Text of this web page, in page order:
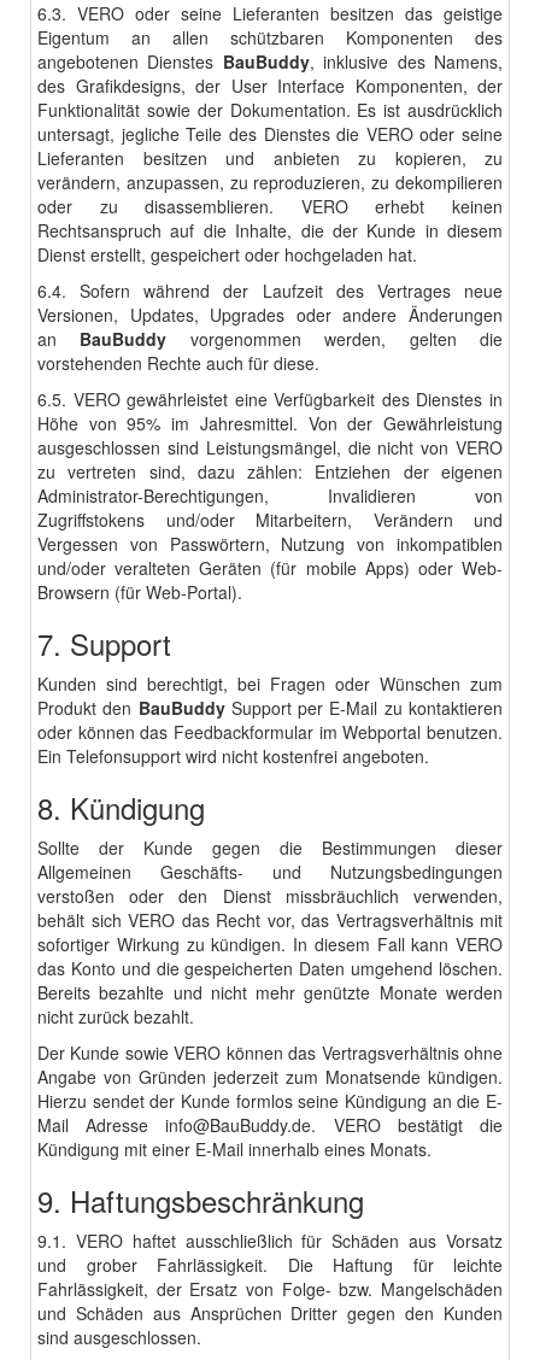
6.3. VERO oder seine Lieferanten besitzen das geistige
Eigentum an allen schützbaren Komponenten des
angebotenen Dienstes BauBuddy, inklusive des Namens,
des Grafikdesigns, der User Interface Komponenten, der
Funktionalität sowie der Dokumentation. Es ist ausdrücklich
untersagt, jegliche Teile des Dienstes die VERO oder seine
Lieferanten besitzen und anbieten zu kopieren, zu
verändern, anzupassen, zu reproduzieren, zu dekompilieren
oder zu disassemblieren. VERO erhebt keinen
Rechtsanspruch auf die Inhalte, die der Kunde in diesem
Dienst erstellt, gespeichert oder hochgeladen hat.
6.4. Sofern während der Laufzeit des Vertrages neue
Versionen, Updates, Upgrades oder andere Änderungen
an BauBuddy vorgenommen werden, gelten die
vorstehenden Rechte auch für diese.
6.5. VERO gewährleistet eine Verfügbarkeit des Dienstes in
Höhe von 95% im Jahresmittel. Von der Gewährleistung
ausgeschlossen sind Leistungsmängel, die nicht von VERO
zu vertreten sind, dazu zählen: Entziehen der eigenen
Administrator-Berechtigungen, Invalidieren von
Zugriffstokens und/oder Mitarbeitern, Verändern und
Vergessen von Passwörtern, Nutzung von inkompatiblen
und/oder veralteten Geräten (für mobile Apps) oder Web-
Browsern (für Web-Portal).
7. Support
Kunden sind berechtigt, bei Fragen oder Wünschen zum
Produkt den BauBuddySupport per E-Mail zu kontaktieren
oder können das Feedbackformular im Webportal benutzen.
Ein Telefonsupport wird nicht kostenfrei angeboten.
8. Kündigung
Sollte der Kunde gegen die Bestimmungen dieser
Allgemeinen Geschäfts- und Nutzungsbedingungen
verstoßen oder den Dienst missbräuchlich verwenden,
behält sich VERO das Recht vor, das Vertragsverhältnis mit
sofortiger Wirkung zu kündigen. In diesem Fall kann VERO
das Konto und die gespeicherten Daten umgehend löschen.
Bereits bezahlte und nicht mehr genützte Monate werden
nicht zurück bezahlt.
Der Kunde sowie VERO können das Vertragsverhältnis ohne
Angabe von Gründen jederzeit zum Monatsende kündigen.
Hierzu sendet der Kunde formlos seine Kündigung an die E-
Mail Adresse info@BauBuddy.de. VERO bestätigt die
Kündigung mit einer E-Mail innerhalb eines Monats.
9. Haftungsbeschränkung
9.1. VERO haftet ausschließlich für Schäden aus Vorsatz
und grober Fahrlässigkeit. Die Haftung für leichte
Fahrlässigkeit, der Ersatz von Folge- bzw. Mangelschäden
und Schäden aus Ansprüchen Dritter gegen den Kunden
sind ausgeschlossen.